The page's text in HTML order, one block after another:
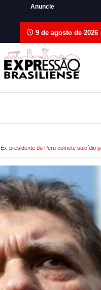
Anuncie
9 de agosto de 2026
Ex-presidente do Peru comete suicídio